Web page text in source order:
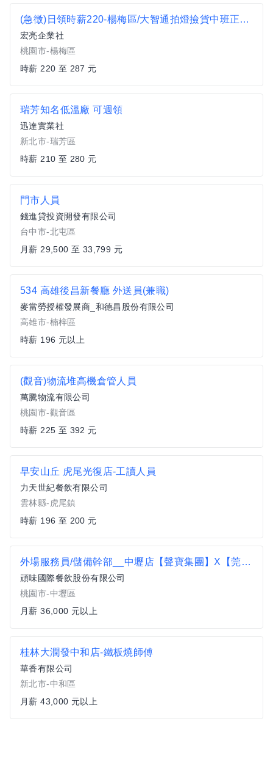
(急徵)日領時薪220-楊梅區/大智通拍燈撿貨中班正職人員/下班領現金
宏亮企業社
桃園市-楊梅區
時薪 220 至 287 元
瑞芳知名低溫廠 可週領
迅達實業社
新北市-瑞芳區
時薪 210 至 280 元
門市人員
錢進貸投資開發有限公司
台中市-北屯區
月薪 29,500 至 33,799 元
534 高雄後昌新餐廳 外送員(兼職)
麥當勞授權發展商_和德昌股份有限公司
高雄市-楠梓區
時薪 196 元以上
(觀音)物流堆高機倉管人員
萬騰物流有限公司
桃園市-觀音區
時薪 225 至 392 元
早安山丘 虎尾光復店-工讀人員
力天世紀餐飲有限公司
雲林縣-虎尾鎮
時薪 196 至 200 元
外場服務員/儲備幹部__中壢店【聲寶集團】X【莞固茶寮日本料理】
頑味國際餐飲股份有限公司
桃園市-中壢區
月薪 36,000 元以上
桂林大潤發中和店-鐵板燒師傅
華香有限公司
新北市-中和區
月薪 43,000 元以上